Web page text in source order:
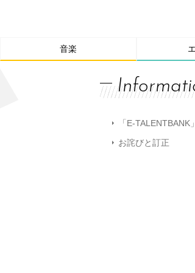
音楽
「E-
お詫びと訂正